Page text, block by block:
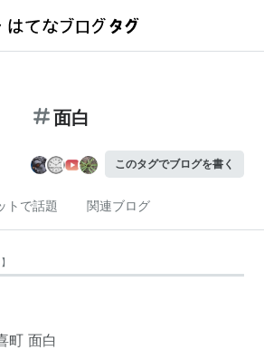
面白
このタグでブログを書く
トで話題 関連ブログ
】
町 面白